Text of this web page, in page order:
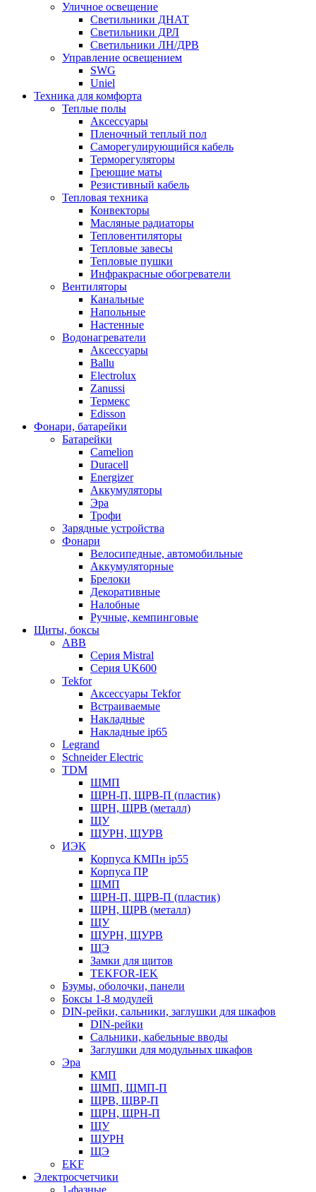
Уличное освещение
Светильники ДНАТ
Светильники ДРЛ
Светильники ЛН/ДРВ
Управление освещением
SWG
Uniel
Техника для комфорта
Теплые полы
Аксессуары
Пленочный теплый пол
Саморегулирующийся кабель
Терморегуляторы
Греющие маты
Резистивный кабель
Тепловая техника
Конвекторы
Масляные радиаторы
Тепловентиляторы
Тепловые завесы
Тепловые пушки
Инфракрасные обогреватели
Вентиляторы
Канальные
Напольные
Настенные
Водонагреватели
Аксессуары
Ballu
Electrolux
Zanussi
Термекс
Edisson
Фонари, батарейки
Батарейки
Camelion
Duracell
Energizer
Аккумуляторы
Эра
Трофи
Зарядные устройства
Фонари
Велосипедные, автомобильные
Аккумуляторные
Брелоки
Декоративные
Налобные
Ручные, кемпинговые
Щиты, боксы
ABB
Серия Mistral
Серия UK600
Tekfor
Аксессуары Tekfor
Встраиваемые
Накладные
Накладные ip65
Legrand
Schneider Electric
TDM
ЩМП
ЩРН-П, ЩРВ-П (пластик)
ЩРН, ЩРВ (металл)
ЩУ
ЩУРН, ЩУРВ
ИЭК
Корпуса КМПн ip55
Корпуса ПР
ЩМП
ЩРН-П, ЩРВ-П (пластик)
ЩРН, ЩРВ (металл)
ЩУ
ЩУРН, ЩУРВ
ЩЭ
Замки для щитов
TEKFOR-IEK
Бзумы, оболочки, панели
Боксы 1-8 модулей
DIN-рейки, сальники, заглушки для шкафов
DIN-рейки
Сальники, кабельные вводы
Заглушки для модульных шкафов
Эра
КМП
ЩМП, ЩМП-П
ЩРВ, ЩВР-П
ЩРН, ЩРН-П
ЩУ
ЩУРН
ЩЭ
EKF
Электросчетчики
1-фазные